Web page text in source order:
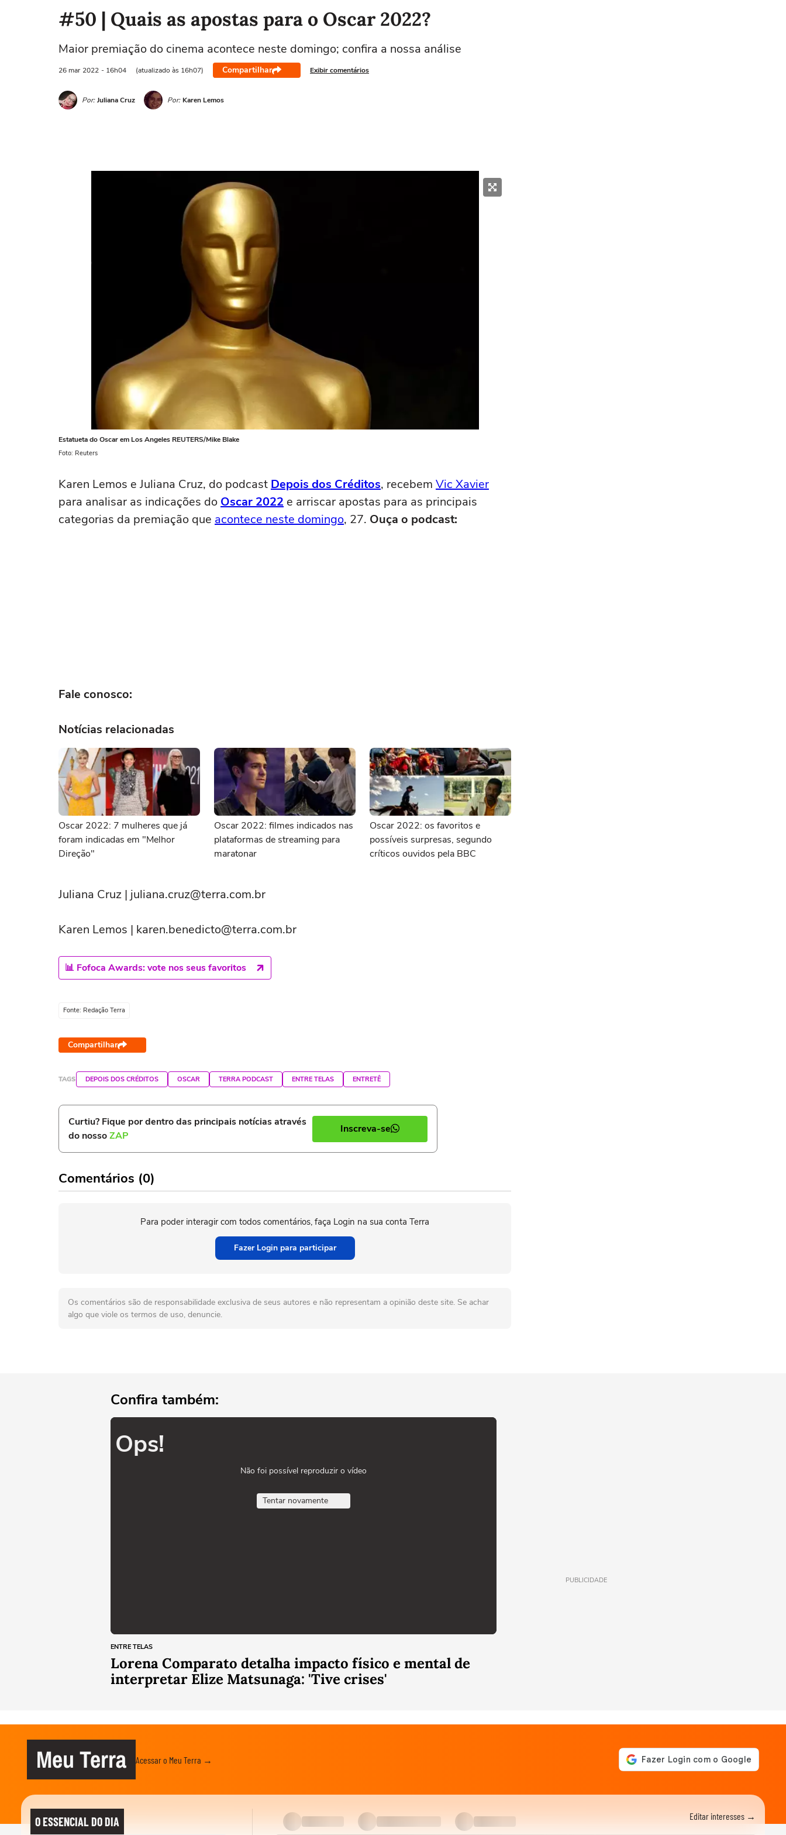
#50 | Quais as apostas para o Oscar 2022?
Maior premiação do cinema acontece neste domingo; confira a nossa análise
26 mar 2022 - 16h04 (atualizado às 16h07) Compartilhar Exibir comentários
Por: Juliana Cruz Por: Karen Lemos
Estatueta do Oscar em Los Angeles REUTERS/Mike Blake
Foto: Reuters
Karen Lemos e Juliana Cruz, do podcast Depois dos Créditos, recebem Vic Xavier
para analisar as indicações do Oscar 2022 e arriscar apostas para as principais
categorias da premiação que acontece neste domingo, 27. Ouça o podcast:
Fale conosco:
Notícias relacionadas
Oscar 2022: 7 mulheres que já
foram indicadas em "Melhor
Direção"
Oscar 2022: filmes indicados nas
plataformas de streaming para
maratonar
Oscar 2022: os favoritos e
possíveis surpresas, segundo
críticos ouvidos pela BBC
Juliana Cruz | juliana.cruz@terra.com.br
Karen Lemos | karen.benedicto@terra.com.br
📊 Fofoca Awards: vote nos seus favoritos
Fonte: Redação Terra
Compartilhar
TAGS DEPOIS DOS CRÉDITOS OSCAR TERRA PODCAST ENTRE TELAS ENTRETÊ
Curtiu? Fique por dentro das principais notícias através
do nossoZAP
Inscreva-se
Comentários (0)
Para poder interagir com todos comentários, faça Login na sua conta Terra
Fazer Login para participar
Os comentários são de responsabilidade exclusiva de seus autores e não representam a opinião deste site. Se achar
algo que viole os termos de uso, denuncie.
Confira também:
Ops!
Não foi possível reproduzir o vídeo
Tentar novamente
ENTRE TELAS
Lorena Comparato detalha impacto físico e mental de
interpretar Elize Matsunaga: 'Tive crises'
PUBLICIDADE
Meu Terra Acessar o Meu Terra →
O ESSENCIAL DO DIA Editar interesses →